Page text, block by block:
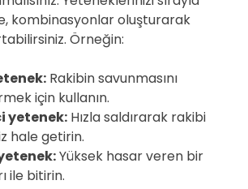
kombinasyonlar oluşturarak
Örneğin:
Rakibin savunmasını
için kullanın.
yetenek: Hızla saldırarak rakibi
hale getirin.
Yüksek hasar veren bir
ile bitirin.